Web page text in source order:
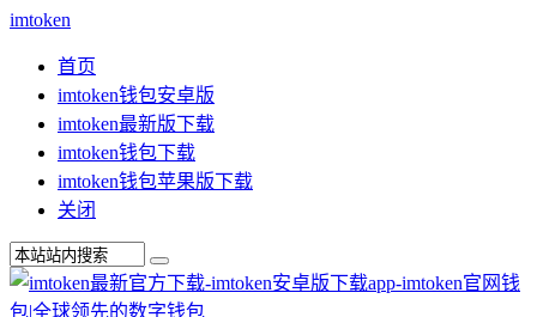
imtoken
首页
imtoken钱包安卓版
imtoken最新版下载
imtoken钱包下载
imtoken钱包苹果版下载
关闭